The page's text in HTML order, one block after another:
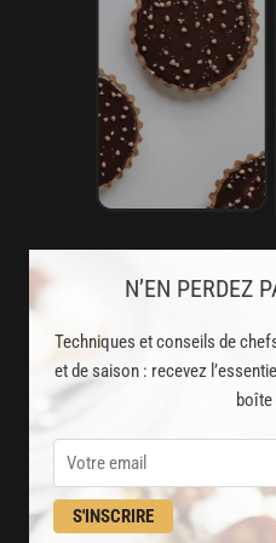
N’EN PERDEZ
Techniques et conseils de
et de saison : recevez
boîte
S'INSCRIRE
AVEC VOTRE
LA CUISINE DES
8000
partagées par vos
2000vidéos de